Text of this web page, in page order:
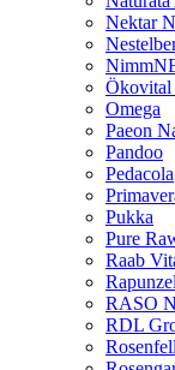
Nektar
Ökovital
Omega
Paeon
Pandoo
Pedacola
Pukka
Pure
Raab
Rapunzel
RASO
RDL